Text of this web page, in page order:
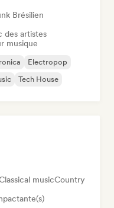
Brésilien
des artistes
musique
Electropop
Tech House
musicCountry